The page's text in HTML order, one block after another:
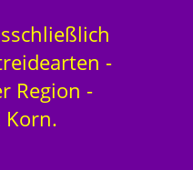
-
Region -
Korn.